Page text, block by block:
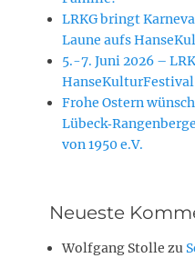
LRKG bringt
Laune aufs
5.-7. Juni 2026 –
Frohe Ostern
von 1950 e.V.
Neueste
Wolfgang Stolle zu